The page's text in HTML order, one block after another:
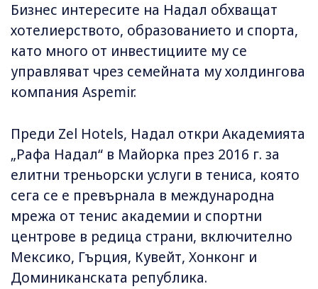
Бизнес интересите на Надал обхващат
хотелиерството, образованието и спорта,
като много от инвестициите му се
управляват чрез семейната му холдингова
компания Aspemir.
Преди Zel Hotels, Надал откри Академията
„Рафа Надал“ в Майорка през 2016 г. за
елитни треньорски услуги в тениса, която
сега се е превърнала в международна
мрежа от тенис академии и спортни
центрове в редица страни, включително
Мексико, Гърция, Кувейт, Хонконг и
Доминиканската република.